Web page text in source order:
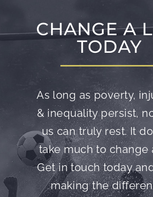
CHANGE A
TODAY
As long as poverty,
& inequality persist,
us can truly rest. It
take much to change
Get in touch today
making the